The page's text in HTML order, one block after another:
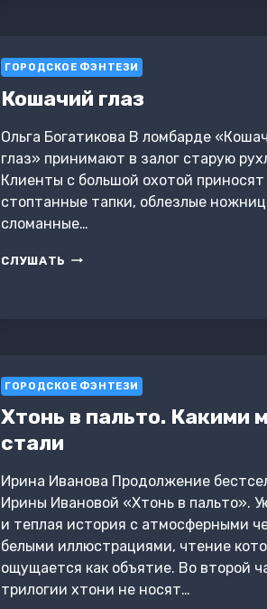
ГОРОДСКОЕ ФЭНТЕЗИ
Кошачий глаз
Ольга Богатикова В ломбарде
глаз» принимают в залог старую
Клиенты с большой охотой
стоптанные тапки, облезлые
сломанные…
СЛУШАТЬ КОШАЧИЙ
ГОРОДСКОЕ ФЭНТЕЗИ
Хтонь в пальто. Какими
стали
Ирина Иванова Продолжение
Ирины Ивановой «Хтонь в пальто».
и теплая история с атмосферными
белыми иллюстрациями, чтение
ощущается как объятие. Во второй
трилогии хтони не носят…